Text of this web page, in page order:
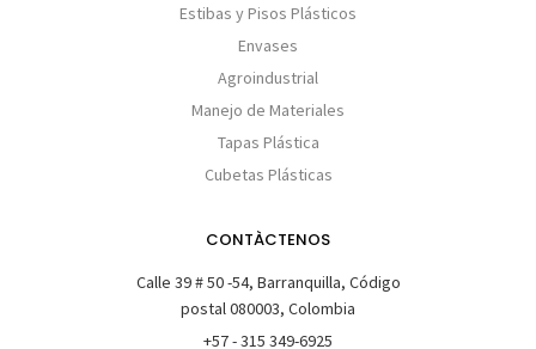
Estibas y Pisos Plásticos
Envases
Agroindustrial
Manejo de Materiales
Tapas Plástica
Cubetas Plásticas
CONTÀCTENOS
Calle 39 # 50 -54, Barranquilla, Código
postal 080003, Colombia
+57 - 315 349-6925